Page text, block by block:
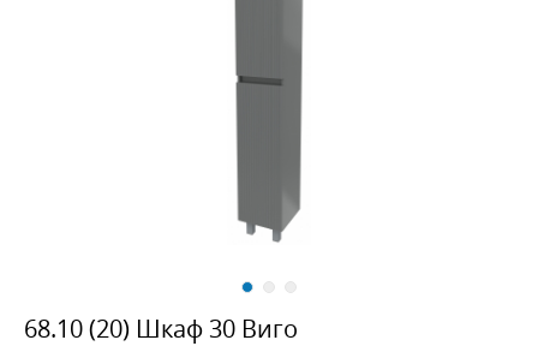
68.10 (20) Шкаф 30 Виго